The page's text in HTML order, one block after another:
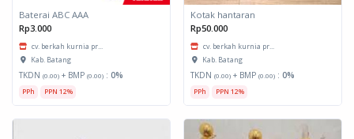
Baterai ABC AAA
Rp3.000
cv. berkah kurnia pr...
Kab. Batang
TKDN (0.00) + BMP (0.00) : 0%
PPh PPN 12%
Kotak hantaran
Rp50.000
cv. berkah kurnia pr...
Kab. Batang
TKDN (0.00) + BMP (0.00) : 0%
PPh PPN 12%